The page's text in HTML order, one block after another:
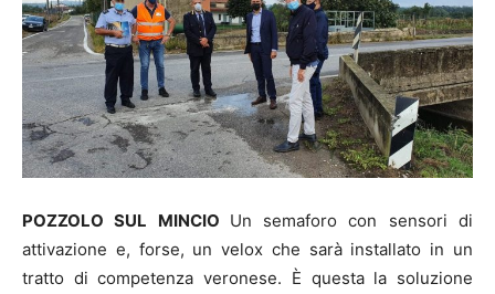
POZZOLO SUL MINCIO Un semaforo con sensori di
attivazione e, forse, un velox che sarà installato in un
tratto di competenza veronese. È questa la soluzione